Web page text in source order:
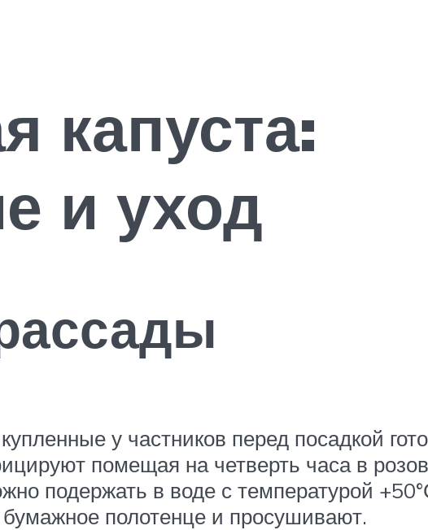
капуста:
и уход
у частников перед посадкой
помещая на четверть часа в
подержать в воде с температурой
полотенце и просушивают.